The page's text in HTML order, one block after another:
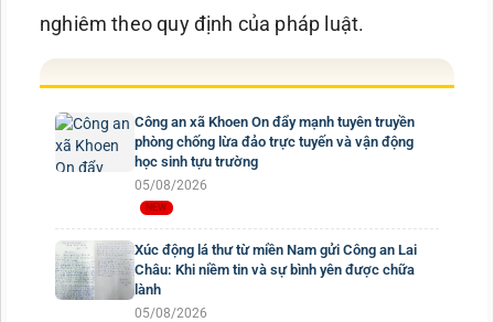
nghiêm theo quy định của pháp luật.
Công an xã Khoen On đẩy mạnh tuyên truyền
phòng chống lừa đảo trực tuyến và vận động
học sinh tựu trường
05/08/2026
Xúc động lá thư từ miền Nam gửi Công an Lai
Châu: Khi niềm tin và sự bình yên được chữa
lành
05/08/2026